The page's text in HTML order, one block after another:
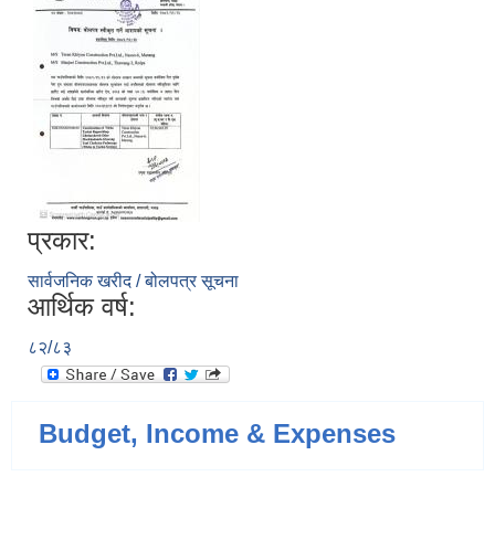
प्रकार:
सार्वजनिक खरीद / बोलपत्र सूचना
आर्थिक वर्ष:
८२/८३
Budget, Income & Expenses